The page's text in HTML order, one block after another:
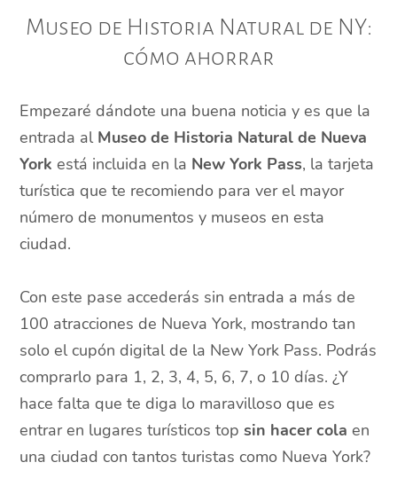
Museo de Historia Natural de NY:
cómo ahorrar
Empezaré dándote una buena noticia y es que la
entrada al Museo de Historia Natural de Nueva
York está incluida en la New York Pass, la tarjeta
turística que te recomiendo para ver el mayor
número de monumentos y museos en esta
ciudad.
Con este pase accederás sin entrada a más de
100 atracciones de Nueva York, mostrando tan
solo el cupón digital de la New York Pass. Podrás
comprarlo para 1, 2, 3, 4, 5, 6, 7, o 10 días. ¿Y
hace falta que te diga lo maravilloso que es
entrar en lugares turísticos topsin hacer cola en
una ciudad con tantos turistas como Nueva York?